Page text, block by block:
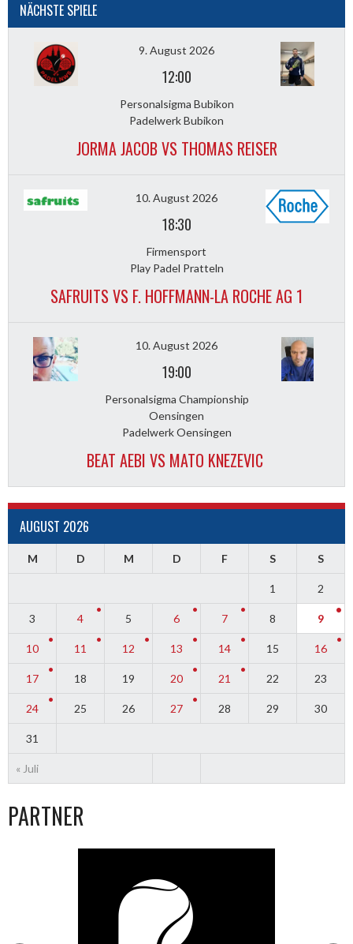
NÄCHSTE SPIELE
9. August 2026
12:00
Personalsigma Bubikon
Padelwerk Bubikon
JORMA JACOB VS THOMAS REISER
10. August 2026
18:30
Firmensport
Play Padel Pratteln
SAFRUITS VS F. HOFFMANN-LA ROCHE AG 1
10. August 2026
19:00
Personalsigma Championship
Oensingen
Padelwerk Oensingen
BEAT AEBI VS MATO KNEZEVIC
AUGUST 2026
M D M D F S S
« Juli
1 2
3 4 5 6 7 8 9
10 11 12 13 14 15 16
17 18 19 20 21 22 23
24 25 26 27 28 29 30
31
PARTNER